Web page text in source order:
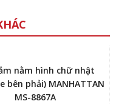
nằm hình chữ nhật
bên phải) MANHATTAN
MS-8867A